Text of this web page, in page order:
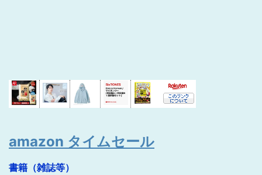
amazon タイムセール
書籍（雑誌等）